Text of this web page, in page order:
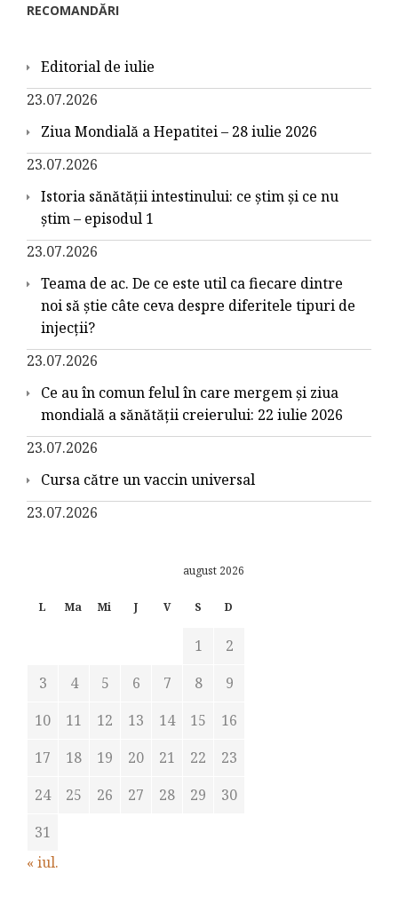
RECOMANDĂRI
Editorial de iulie
23.07.2026
Ziua Mondială a Hepatitei – 28 iulie 2026
23.07.2026
Istoria sănătății intestinului: ce știm și ce nu
știm – episodul 1
23.07.2026
Teama de ac. De ce este util ca fiecare dintre
noi să știe câte ceva despre diferitele tipuri de
injecții?
23.07.2026
Ce au în comun felul în care mergem și ziua
mondială a sănătății creierului: 22 iulie 2026
23.07.2026
Cursa către un vaccin universal
23.07.2026
august 2026
L Ma Mi J V S D
1
2
3
4 5 6 7 8
9
10
11 12 13 14 15
16
17
18 19 20 21 22
23
24
25 26 27 28 29
30
31
« iul.